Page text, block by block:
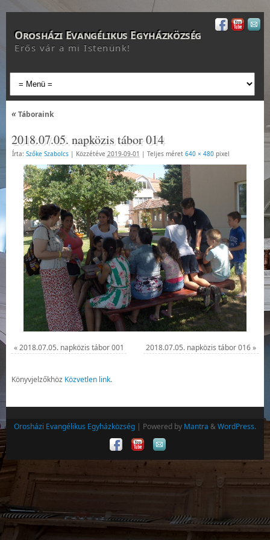
Orosházi Evangélikus Egyházközség
Erős vár a mi Istenünk!
«Táboraink
2018.07.05. napközis tábor 014
Írta: Szőke Szabolcs | Közzétéve 2019-09-01 | Teljes méret 640 × 480pixel
«2018.07.05. napközis tábor 001 2018.07.05. napközis tábor 016»
Könyvjelzőkhöz Közvetlen link.
Orosházi Evangélikus Egyházközség | Powered by Mantra &WordPress.